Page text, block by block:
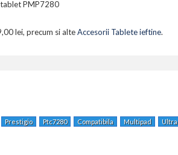
PMP7280
lei, precum si alteAccesorii Tablete ieftine.
Prestigio Ptc7280 Compatibila Multipad Ultra